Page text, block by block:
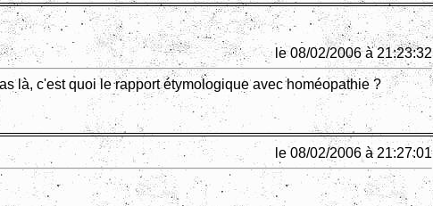
le 08/02/2006 à 21:23:32
là, c'est quoi le rapport étymologique avec homéopathie ?
le 08/02/2006 à 21:27:01